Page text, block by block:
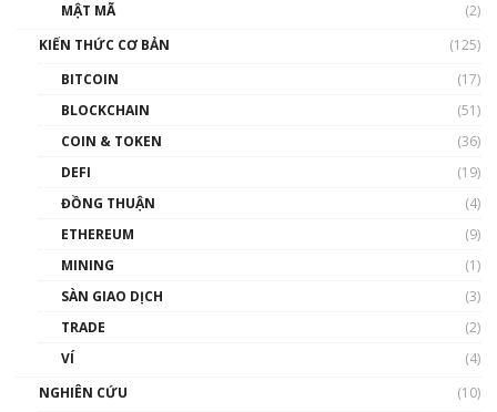
00:43:47
như thể nào?
00:39:31
Phổ cập Blockchain
thống & Crypto qua các cuộc chiến | Phổ cập
MẬT MÃ
(2)
KIẾN THỨC CƠ BẢN
(125)
BITCOIN
(17)
BLOCKCHAIN
(51)
COIN & TOKEN
(36)
DEFI
(19)
ĐỒNG THUẬN
(4)
ETHEREUM
(9)
MINING
(1)
SÀN GIAO DỊCH
(3)
TRADE
(2)
VÍ
(4)
NGHIÊN CỨU
(10)